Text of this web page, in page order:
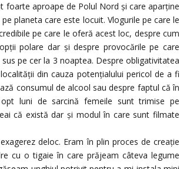
foarte aproape de Polul Nord și care aparține
planeta care este locuit. Vlogurile pe care le
pe care le oferă acest loc, despre cum
polare dar și despre provocările pe care
pe cer la 3 noaptea. Despre obligativitatea
din cauza potențialului pericol de a fi
consumul de alcool sau despre faptul că în
luni de sarcină femeile sunt trimise pe
că există dar și modul în care sunt filmate
deloc. Eram în plin proces de creație
cu o tigaie în care prăjeam câteva legume